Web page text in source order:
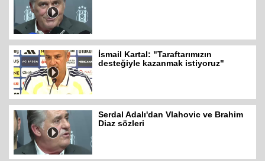
İsmail Kartal: "Taraftarımızın
desteğiyle kazanmak istiyoruz"
Serdal Adalı'dan Vlahovic ve Brahim
Diaz sözleri